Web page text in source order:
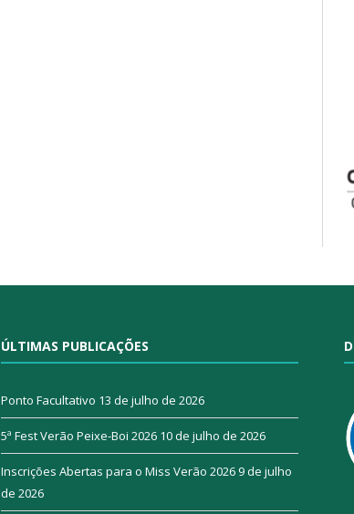
ÚLTIMAS PUBLICAÇÕES
Ponto Facultativo 13 de julho de 2026
5ª Fest Verão Peixe-Boi 2026 10 de julho de 2026
Inscrições Abertas para o Miss Verão 20269 de julho
de 2026